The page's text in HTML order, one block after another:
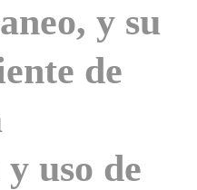
y su
de
uso de